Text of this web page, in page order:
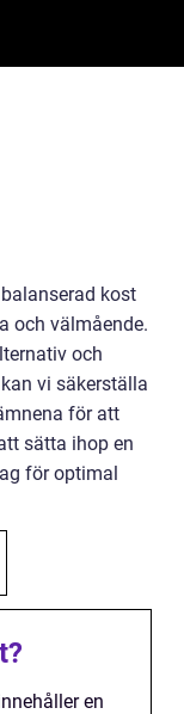
kost
och välmående.
och
vi säkerställa
för att
sätta ihop en
för optimal
en